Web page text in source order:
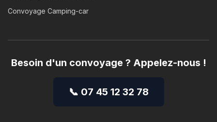
Convoyage Camping-car
Besoin d'un convoyage ? Appelez-nous !
📞 07 45 12 32 78